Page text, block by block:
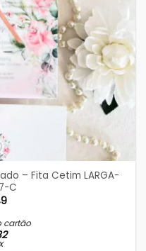
– Fita Cetim LARGA-
C
cartão